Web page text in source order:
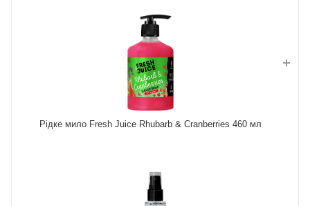
Рідке мило Fresh Juice Rhubarb & Cranberries 460 мл